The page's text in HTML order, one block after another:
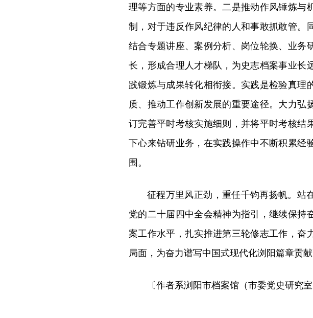
理等方面的专业素养。二是推动作风锤炼与
制，对于违反作风纪律的人和事敢抓敢管。
结合专题讲座、案例分析、岗位轮换、业务
长，形成合理人才梯队，为史志档案事业长
践锻炼与成果转化相衔接。实践是检验真理
质、推动工作创新发展的重要途径。大力弘
订完善平时考核实施细则，并将平时考核结
下心来钻研业务，在实践操作中不断积累经
围。
征程万里风正劲，重任千钧再扬帆。站
党的二十届四中全会精神为指引，继续保持
案工作水平，扎实推进第三轮修志工作，奋
局面，为奋力谱写中国式现代化浏阳篇章贡
〔作者系浏阳市档案馆（市委党史研究